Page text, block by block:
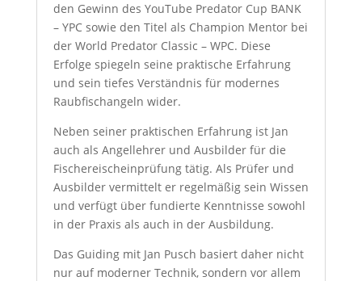
den Gewinn des YouTube Predator Cup BANK
– YPC sowie den Titel als Champion Mentor bei
der World Predator Classic – WPC. Diese
Erfolge spiegeln seine praktische Erfahrung
und sein tiefes Verständnis für modernes
Raubfischangeln wider.
Neben seiner praktischen Erfahrung ist Jan
auch als Angellehrer und Ausbilder für die
Fischereischeinprüfung tätig. Als Prüfer und
Ausbilder vermittelt er regelmäßig sein Wissen
und verfügt über fundierte Kenntnisse sowohl
in der Praxis als auch in der Ausbildung.
Das Guiding mit Jan Pusch basiert daher nicht
nur auf moderner Technik, sondern vor allem